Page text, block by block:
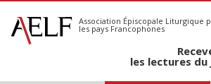
S'abonner
Calendrier
Association Épiscopale Liturgique
les pays Francophones
les lectures